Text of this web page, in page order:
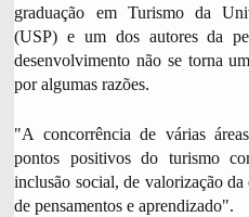
graduação em Turismo da
(USP) e um dos autores da
desenvolvimento não se torna
por algumas razões.
"A concorrência de várias
pontos positivos do turismo
inclusão social, de valorização
de pensamentos e aprendizado".